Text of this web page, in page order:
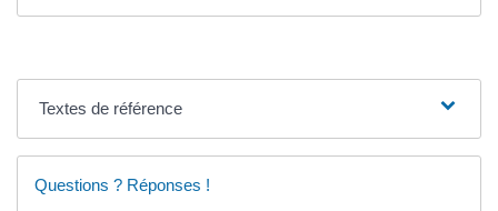
Textes de référence
Questions ? Réponses !